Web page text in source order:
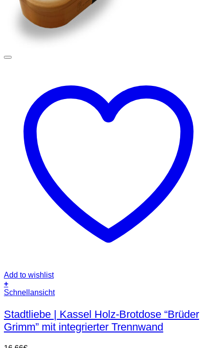
Add to wishlist
+
Schnellansicht
Stadtliebe | Kassel Holz-Brotdose “Brüder
Grimm” mit integrierter Trennwand